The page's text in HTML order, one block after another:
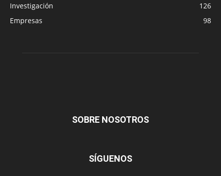
Investigación
126
Empresas
98
SOBRE NOSOTROS
SÍGUENOS